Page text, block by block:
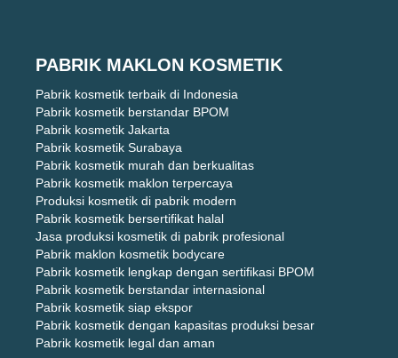
PABRIK MAKLON KOSMETIK
Pabrik kosmetik terbaik di Indonesia
Pabrik kosmetik berstandar BPOM
Pabrik kosmetik Jakarta
Pabrik kosmetik Surabaya
Pabrik kosmetik murah dan berkualitas
Pabrik kosmetik maklon terpercaya
Produksi kosmetik di pabrik modern
Pabrik kosmetik bersertifikat halal
Jasa produksi kosmetik di pabrik profesional
Pabrik maklon kosmetik bodycare
Pabrik kosmetik lengkap dengan sertifikasi BPOM
Pabrik kosmetik berstandar internasional
Pabrik kosmetik siap ekspor
Pabrik kosmetik dengan kapasitas produksi besar
Pabrik kosmetik legal dan aman